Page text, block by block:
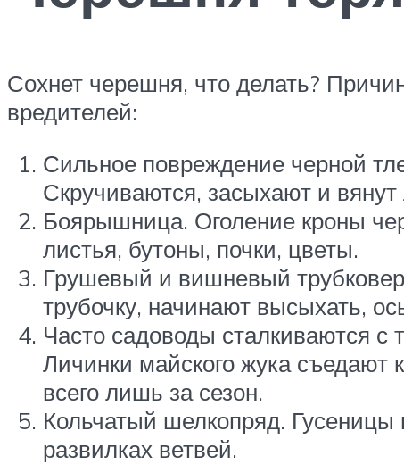
Сохнет черешня, что делать?
вредителей:
Сильное повреждение черной
Скручиваются, засыхают и
Боярышница. Оголение кроны
листья, бутоны, почки, цветы.
Грушевый и вишневый
трубочку, начинают высыхать,
Часто садоводы сталкиваются с
Личинки майского жука
всего лишь за сезон.
Кольчатый шелкопряд.
развилках ветвей.